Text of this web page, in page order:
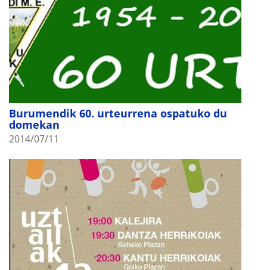
Burumendik 60. urteurrena ospatuko du
domekan
2014/07/11